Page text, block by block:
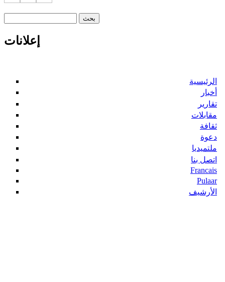
إعلانات
الرئيسية
أخبار
تقارير
مقابلات
ثقافة
دعوة
ملتميديا
اتصل بنا
Francais
Pulaar
الأرشيف